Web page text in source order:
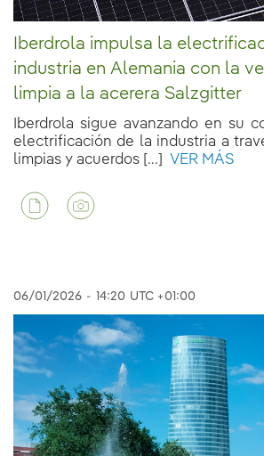
Iberdrola impulsa la
industria en Alemania con la
limpia a la acerera Salzgitter
Iberdrola sigue avanzando en su
electrificación de la industria a
limpias y acuerdos [...]
VER MÁS
06/01/2026 - 14:20 UTC +01:00